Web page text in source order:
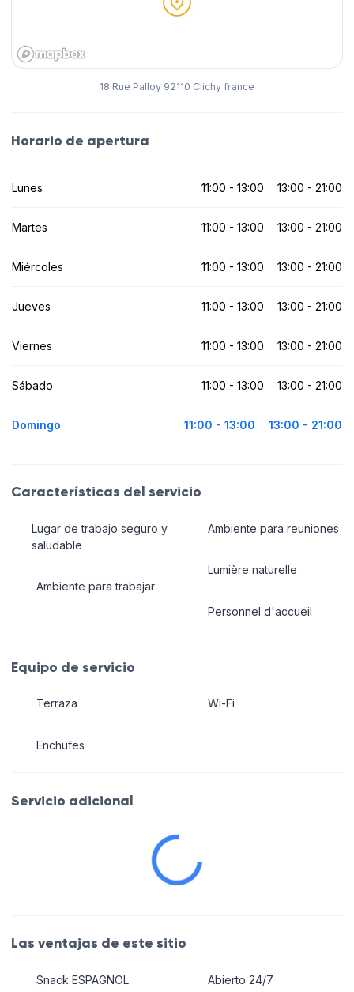
18 Rue Palloy 92110 Clichy france
Horario de apertura
Lunes 11:00 - 13:00 13:00 - 21:00
Martes 11:00 - 13:00 13:00 - 21:00
Miércoles 11:00 - 13:00 13:00 - 21:00
Jueves 11:00 - 13:00 13:00 - 21:00
Viernes 11:00 - 13:00 13:00 - 21:00
Sábado 11:00 - 13:00 13:00 - 21:00
Domingo 11:00 - 13:00 13:00 - 21:00
Características del servicio
Lugar de trabajo seguro y
saludable
Ambiente para trabajar
Ambiente para reuniones
Lumière naturelle
Personnel d'accueil
Equipo de servicio
Terraza
Enchufes
Wi-Fi
Servicio adicional
Las ventajas de este sitio
Snack ESPAGNOL Abierto 24/7